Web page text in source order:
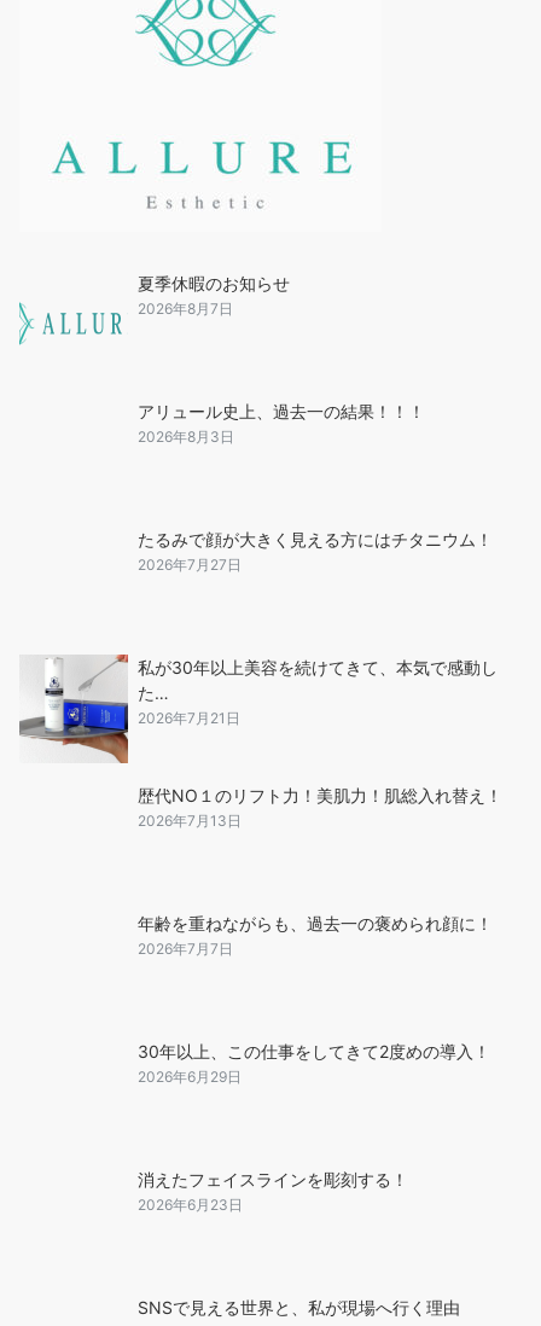
夏季休暇のお知らせ
2026年8月7日
アリュール史上、過去一の結果！！！
2026年8月3日
たるみで顔が大きく見える方にはチタニウム！
2026年7月27日
私が30年以上美容を続けてきて、本気で感動し
た…
2026年7月21日
歴代NO１のリフト力！美肌力！肌総入れ替え！
2026年7月13日
年齢を重ねながらも、過去一の褒められ顔に！
2026年7月7日
30年以上、この仕事をしてきて2度めの導入！
2026年6月29日
消えたフェイスラインを彫刻する！
2026年6月23日
SNSで見える世界と、私が現場へ行く理由